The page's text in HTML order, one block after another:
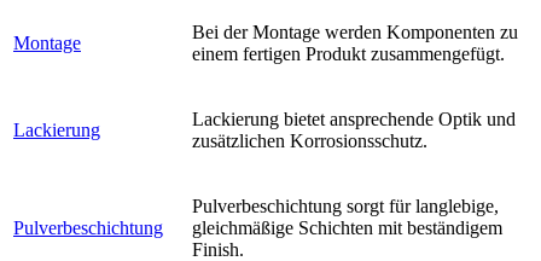
Montage
Bei der Montage werden Komponenten zu
einem fertigen Produkt zusammengefügt.
Lackierung
Lackierung bietet ansprechende Optik und
zusätzlichen Korrosionsschutz.
Pulverbeschichtung
Pulverbeschichtung sorgt für langlebige,
gleichmäßige Schichten mit beständigem
Finish.